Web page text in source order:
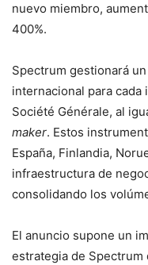
nuevo miembro,
400%.
Spectrum gestionará
internacional para
Société Générale, al
maker. Estos
España, Finlandia,
infraestructura de
consolidando los
El anuncio supone un
estrategia de